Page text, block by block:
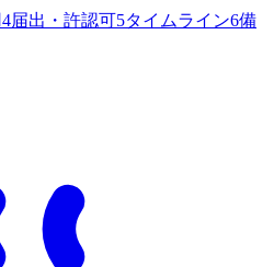
4届出・許認可5タイムライン6備